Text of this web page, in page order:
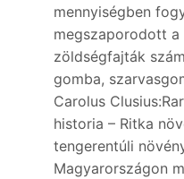
mennyiségben
megszaporodott
zöldségfajták
gomba,
Carolus
historia – Ritka
tengerentúli
Magyarországon